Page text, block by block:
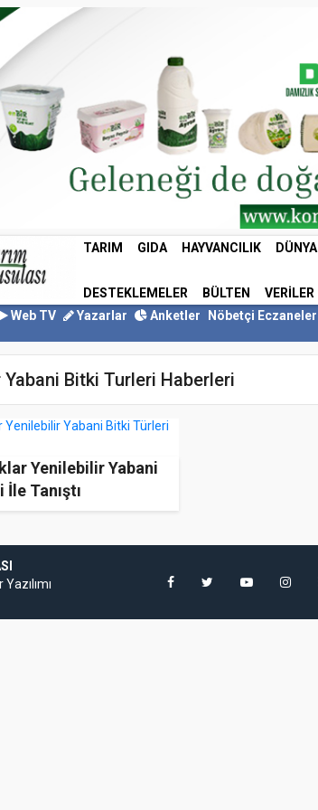
TARIM GIDA HAYVANCILIK DÜNYA
DESTEKLEMELER BÜLTEN VERILER
Web TV Yazarlar Anketler Nöbetçi Eczaneler
Bitki Turleri Haberleri
Yenilebilir Yabani
Tanıştı
Yazılımı